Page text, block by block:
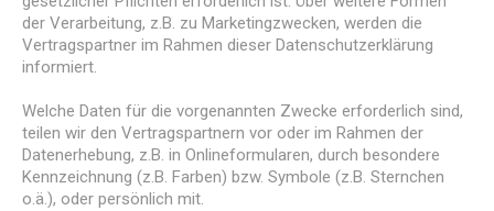
der Verarbeitung, z.B. zu Marketingzwecken, werden die
Vertragspartner im Rahmen dieser Datenschutzerklärung
informiert.
Welche Daten für die vorgenannten Zwecke erforderlich sind,
teilen wir den Vertragspartnern vor oder im Rahmen der
Datenerhebung, z.B. in Onlineformularen, durch besondere
Kennzeichnung (z.B. Farben) bzw. Symbole (z.B. Sternchen
o.ä.), oder persönlich mit.